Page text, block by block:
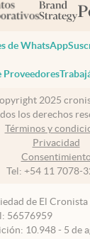
de WhatsApp
Proveedores
2025
los derechos
Términos y
Privacidad
Tel: +54 11 7078-
de El
56576959
10.948 - 5 de